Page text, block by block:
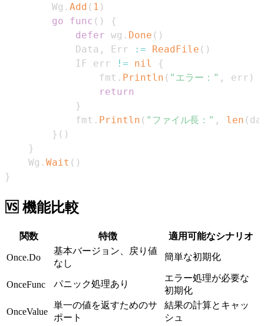
		Wg
. Add ( 1 )
go
func ( )
{
defer wg . Done ( )
			Data
, Err := ReadFile ( )
			IF err
!= nil
{
				fmt
. Println ( "エラー：" , err )
return
}
			fmt
. Println ( "ファイル長：" , len (
} ( )
}
	Wg
. Wait ( )
}
🆚 機能比較
関数 特徴 適用可能なシナリオ
Once.Do
基本バージョン、戻り値
なし
簡単な初期化
OnceFunc パニック処理あり
エラー処理が必要な
初期化
OnceValue
単一の値を返すためのサ
ポート
結果の計算とキャッ
シュ